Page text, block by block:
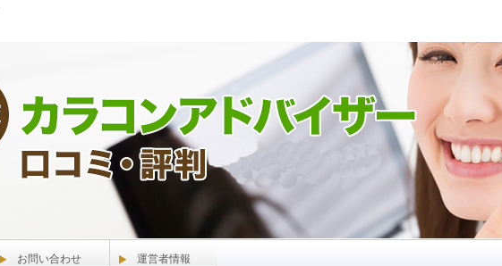
お問い合わせ 運営者情報